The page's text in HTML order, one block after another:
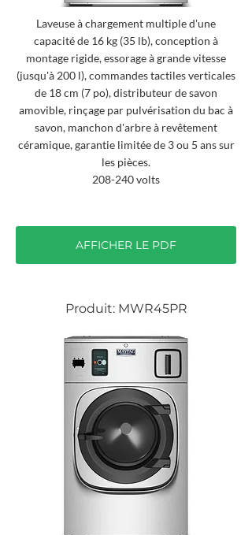
Laveuse à chargement multiple d'une
capacité de 16 kg (35 lb), conception à
montage rigide, essorage à grande vitesse
(jusqu'à 200 l), commandes tactiles verticales
de 18 cm (7 po), distributeur de savon
amovible, rinçage par pulvérisation du bac à
savon, manchon d'arbre à revêtement
céramique, garantie limitée de 3 ou 5 ans sur
les pièces.
208-240 volts
AFFICHER LE PDF
Produit: MWR45PR